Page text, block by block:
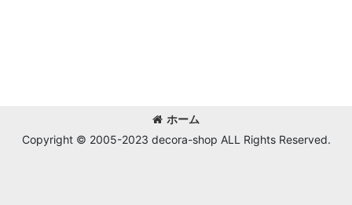
ホーム
Copyright © 2005-2023 decora-shop ALL Rights Reserved.